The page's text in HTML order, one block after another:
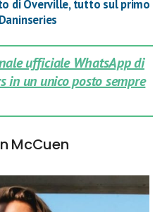
di Overville, tutto sul primo
ufficiale WhatsApp di
in un unico posto sempre
McCuen